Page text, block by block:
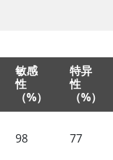
敏感
性
（%）
特异
性
（%）
98 77